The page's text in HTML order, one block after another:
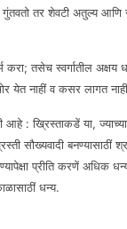
तर शेवटी अतुल्य आणि
तसेच स्वर्गातील अक्षय
येत नाहीं व कसर लागत
आहे : ख्रिस्ताकडें या,
सौख्यवादी बनण्यासाठीं
प्रीति करणें अधिक
धन्य.